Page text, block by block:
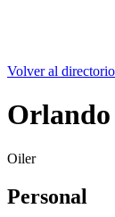
Volver al directorio
Orlando
Oiler
Personal